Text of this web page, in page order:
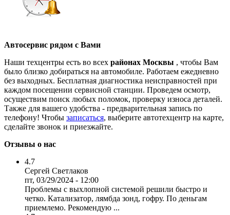
Автосервис рядом с Вами
Наши техцентры есть во всех районах Москвы , чтобы Вам
было близко добираться на автомобиле. Работаем ежедневно
без выходных. Бесплатная диагностика неисправностей при
каждом посещении сервисной станции. Проведем осмотр,
осуществим поиск любых поломок, проверку износа деталей.
Также для вашего удобства - предварительная запись по
телефону! Чтобы записаться, выберите автотехцентр на карте,
сделайте звонок и приезжайте.
Отзывы о нас
4.7
Сергей Светлаков
пт, 03/29/2024 - 12:00
Проблемы с выхлопной системой решили быстро и
четко. Катализатор, лямбда зонд, гофру. По деньгам
приемлемо. Рекомендую ...